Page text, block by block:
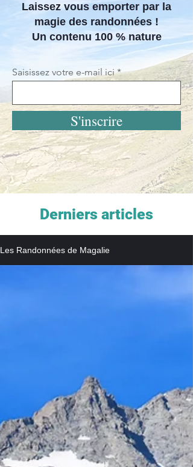
Laissez vous emporter par la
magie des randonnées !
Un contenu 100 % nature
Saisissez votre e-mail ici
S'inscrire
Derniers articles
Les Randonnées de Magalie